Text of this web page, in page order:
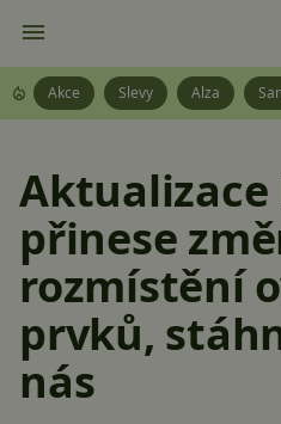
Akce Slevy Alza
Aktualizace
přinese
rozmístění
prvků,
nás